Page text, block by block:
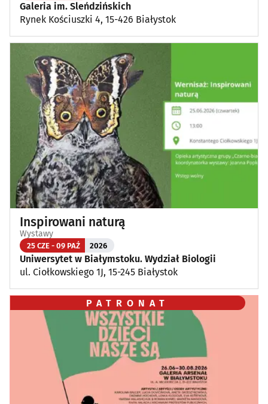
Galeria im. Sleńdzińskich
Rynek Kościuszki 4, 15-426 Białystok
Inspirowani naturą
Wystawy
25 CZE - 09 PAŹ 2026
Uniwersytet w Białymstoku. Wydział Biologii
ul. Ciołkowskiego 1J, 15-245 Białystok
PATRONAT